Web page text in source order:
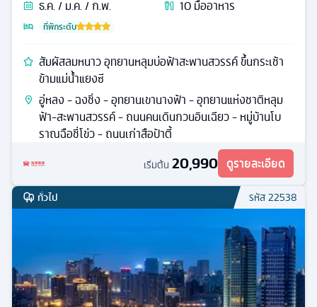
ธ.ค. / ม.ค. / ก.พ.
10มื้ออาหาร
ที่พักระดับ
สัมผัสลมหนาว อุทยานหลุมบ่อฟ้าสะพานสวรรค์ ขึ้นกระเช้า
ข้ามแม่น้ำแยงซี
อู่หลง - ฉงชิ่ง - อุทยานเขานางฟ้า - อุทยานแห่งชาติหลุม
ฟ้า-สะพานสวรรค์ - ถนนคนเดินกวนอินเฉียว - หมู่บ้านโบ
ราณฉือชี่โข่ว - ถนนเก่าสือป้าตี้
เริ่มต้น 20,990 ดูรายละเอียด
ทั่วไป รหัส22538